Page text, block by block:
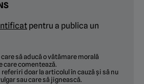
pentru a publica un
să aducă o vătămare morală
care comentează.
doar la articolul în cauză și să nu
sau care să jignească.